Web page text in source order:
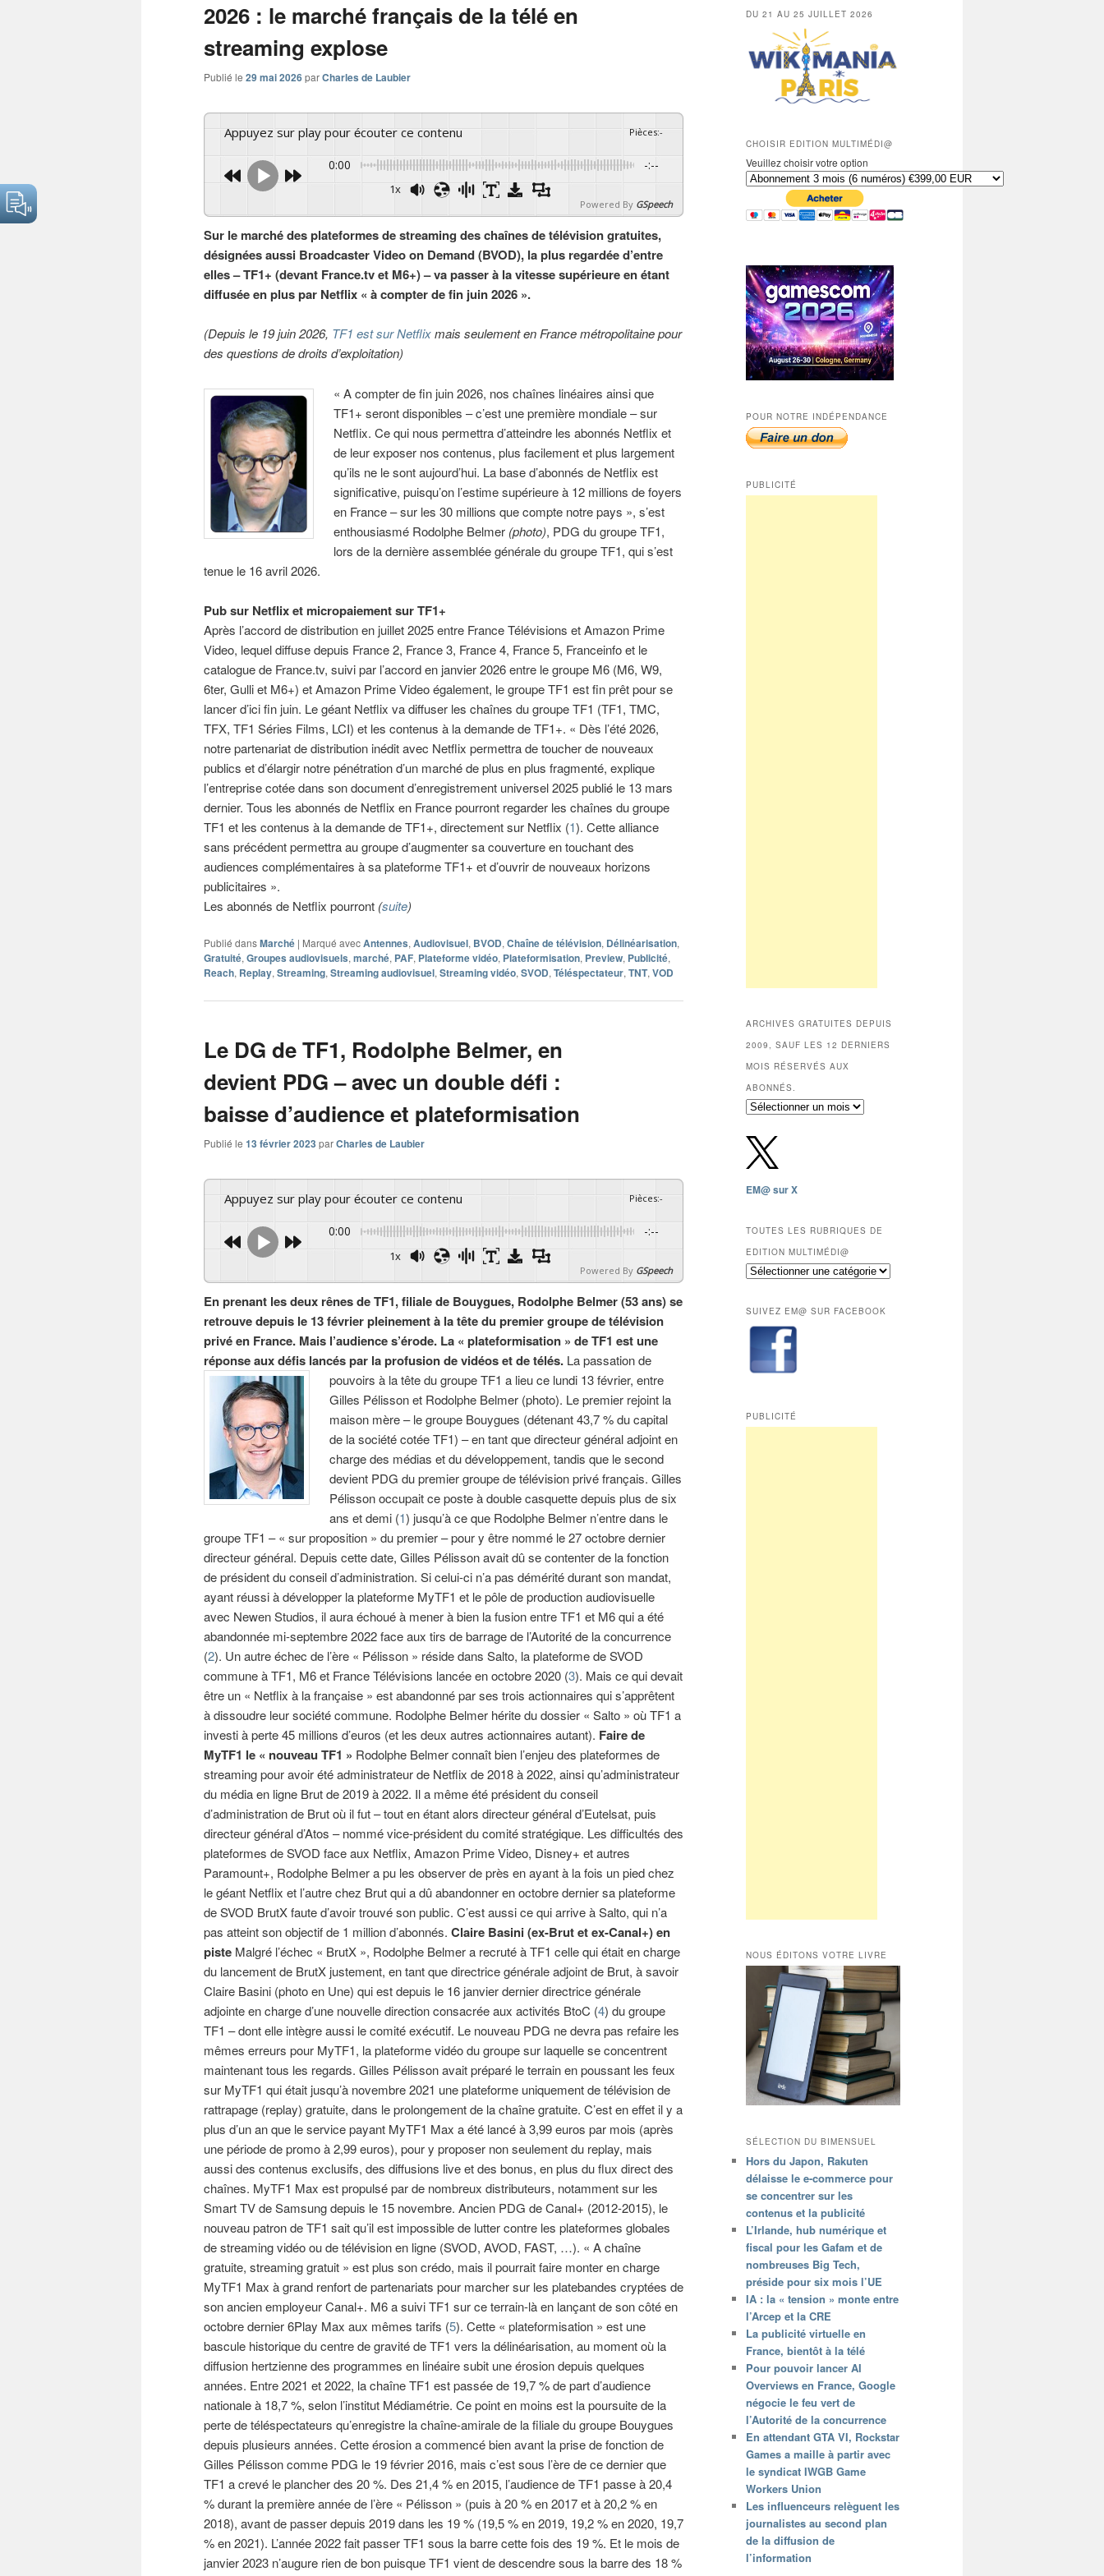
2026 : le marché français de la télé en
streaming explose
Publié le 29 mai 2026parCharles de Laubier
Appuyez sur play pour écouter ce contenu Pièces:-
0:00 -:--
1x
Powered By GSpeech
Sur le marché des plateformes de streaming des chaînes de télévision gratuites,
désignées aussi Broadcaster Video on Demand (BVOD), la plus regardée d’entre
elles – TF1+ (devant France.tv et M6+) – va passer à la vitesse supérieure en étant
diffusée en plus par Netflix « à compter de fin juin 2026 ».
(Depuis le 19 juin 2026, TF1 est sur Netflixmais seulement en France métropolitaine pour
des questions de droits d’exploitation)
« A compter de fin juin 2026, nos chaînes linéaires ainsi que
TF1+ seront disponibles – c’est une première mondiale – sur
Netflix. Ce qui nous permettra d’atteindre les abonnés Netflix et
de leur exposer nos contenus, plus facilement et plus largement
qu’ils ne le sont aujourd’hui. La base d’abonnés de Netflix est
significative, puisqu’on l’estime supérieure à 12 millions de foyers
en France – sur les 30 millions que compte notre pays », s’est
enthousiasmé Rodolphe Belmer (photo), PDG du groupe TF1,
lors de la dernière assemblée générale du groupe TF1, qui s’est
tenue le 16 avril 2026.
Pub sur Netflix et micropaiement sur TF1+
Après l’accord de distribution en juillet 2025 entre France Télévisions et Amazon Prime
Video, lequel diffuse depuis France 2, France 3, France 4, France 5, Franceinfo et le
catalogue de France.tv, suivi par l’accord en janvier 2026 entre le groupe M6 (M6, W9,
6ter, Gulli et M6+) et Amazon Prime Video également, le groupe TF1 est fin prêt pour se
lancer d’ici fin juin. Le géant Netflix va diffuser les chaînes du groupe TF1 (TF1, TMC,
TFX, TF1 Séries Films, LCI) et les contenus à la demande de TF1+. « Dès l’été 2026,
notre partenariat de distribution inédit avec Netflix permettra de toucher de nouveaux
publics et d’élargir notre pénétration d’un marché de plus en plus fragmenté, explique
l’entreprise cotée dans son document d’enregistrement universel 2025 publié le 13 mars
dernier. Tous les abonnés de Netflix en France pourront regarder les chaînes du groupe
TF1 et les contenus à la demande de TF1+, directement sur Netflix (1). Cette alliance
sans précédent permettra au groupe d’augmenter sa couverture en touchant des
audiences complémentaires à sa plateforme TF1+ et d’ouvrir de nouveaux horizons
publicitaires ».
Les abonnés de Netflix pourront (suite)
Publié dansMarché | Marqué avecAntennes,Audiovisuel, BVOD,Chaîne de télévision, Délinéarisation,
Gratuité,Groupes audiovisuels,marché, PAF, Plateforme vidéo, Plateformisation, Preview, Publicité,
Reach, Replay,Streaming,Streaming audiovisuel,Streaming vidéo,SVOD,Téléspectateur,TNT,VOD
Le DG de TF1, Rodolphe Belmer, en
devient PDG – avec un double défi :
baisse d’audience et plateformisation
Publié le 13 février 2023 parCharles de Laubier
Appuyez sur play pour écouter ce contenu Pièces:-
0:00 -:--
1x
Powered By GSpeech
En prenant les deux rênes de TF1, filiale de Bouygues, Rodolphe Belmer (53 ans) se
retrouve depuis le 13 février pleinement à la tête du premier groupe de télévision
privé en France. Mais l’audience s’érode. La « plateformisation » de TF1 est une
réponse aux défis lancés par la profusion de vidéos et de télés. La passation de
pouvoirs à la tête du groupe TF1 a lieu ce lundi 13 février, entre
Gilles Pélisson et Rodolphe Belmer (photo). Le premier rejoint la
maison mère – le groupe Bouygues (détenant 43,7 % du capital
de la société cotée TF1) – en tant que directeur général adjoint en
charge des médias et du développement, tandis que le second
devient PDG du premier groupe de télévision privé français. Gilles
Pélisson occupait ce poste à double casquette depuis plus de six
ans et demi (1) jusqu’à ce que Rodolphe Belmer n’entre dans le
groupe TF1 – « sur proposition » du premier – pour y être nommé le 27 octobre dernier
directeur général. Depuis cette date, Gilles Pélisson avait dû se contenter de la fonction
de président du conseil d’administration. Si celui-ci n’a pas démérité durant son mandat,
ayant réussi à développer la plateforme MyTF1 et le pôle de production audiovisuelle
avec Newen Studios, il aura échoué à mener à bien la fusion entre TF1 et M6 qui a été
abandonnée mi-septembre 2022 face aux tirs de barrage de l’Autorité de la concurrence
(2). Un autre échec de l’ère « Pélisson » réside dans Salto, la plateforme de SVOD
commune à TF1, M6 et France Télévisions lancée en octobre 2020 (3). Mais ce qui devait
être un « Netflix à la française » est abandonné par ses trois actionnaires qui s’apprêtent
à dissoudre leur société commune. Rodolphe Belmer hérite du dossier « Salto » où TF1 a
investi à perte 45 millions d’euros (et les deux autres actionnaires autant). Faire de
MyTF1 le « nouveau TF1 » Rodolphe Belmer connaît bien l’enjeu des plateformes de
streaming pour avoir été administrateur de Netflix de 2018 à 2022, ainsi qu’administrateur
du média en ligne Brut de 2019 à 2022. Il a même été président du conseil
d’administration de Brut où il fut – tout en étant alors directeur général d’Eutelsat, puis
directeur général d’Atos – nommé vice-président du comité stratégique. Les difficultés des
plateformes de SVOD face aux Netflix, Amazon Prime Video, Disney+ et autres
Paramount+, Rodolphe Belmer a pu les observer de près en ayant à la fois un pied chez
le géant Netflix et l’autre chez Brut qui a dû abandonner en octobre dernier sa plateforme
de SVOD BrutX faute d’avoir trouvé son public. C’est aussi ce qui arrive à Salto, qui n’a
pas atteint son objectif de 1 million d’abonnés. Claire Basini (ex-Brut et ex-Canal+) en
piste Malgré l’échec « BrutX », Rodolphe Belmer a recruté à TF1 celle qui était en charge
du lancement de BrutX justement, en tant que directrice générale adjoint de Brut, à savoir
Claire Basini (photo en Une) qui est depuis le 16 janvier dernier directrice générale
adjointe en charge d’une nouvelle direction consacrée aux activités BtoC (4) du groupe
TF1 – dont elle intègre aussi le comité exécutif. Le nouveau PDG ne devra pas refaire les
mêmes erreurs pour MyTF1, la plateforme vidéo du groupe sur laquelle se concentrent
maintenant tous les regards. Gilles Pélisson avait préparé le terrain en poussant les feux
sur MyTF1 qui était jusqu’à novembre 2021 une plateforme uniquement de télévision de
rattrapage (replay) gratuite, dans le prolongement de la chaîne gratuite. C’est en effet il y a
plus d’un an que le service payant MyTF1 Max a été lancé à 3,99 euros par mois (après
une période de promo à 2,99 euros), pour y proposer non seulement du replay, mais
aussi des contenus exclusifs, des diffusions live et des bonus, en plus du flux direct des
chaînes. MyTF1 Max est propulsé par de nombreux distributeurs, notamment sur les
Smart TV de Samsung depuis le 15 novembre. Ancien PDG de Canal+ (2012-2015), le
nouveau patron de TF1 sait qu’il est impossible de lutter contre les plateformes globales
de streaming vidéo ou de télévision en ligne (SVOD, AVOD, FAST, …). « A chaîne
gratuite, streaming gratuit » est plus son crédo, mais il pourrait faire monter en charge
MyTF1 Max à grand renfort de partenariats pour marcher sur les platebandes cryptées de
son ancien employeur Canal+. M6 a suivi TF1 sur ce terrain-là en lançant de son côté en
octobre dernier 6Play Max aux mêmes tarifs (5). Cette « plateformisation » est une
bascule historique du centre de gravité de TF1 vers la délinéarisation, au moment où la
diffusion hertzienne des programmes en linéaire subit une érosion depuis quelques
années. Entre 2021 et 2022, la chaîne TF1 est passée de 19,7 % de part d’audience
nationale à 18,7 %, selon l’institut Médiamétrie. Ce point en moins est la poursuite de la
perte de téléspectateurs qu’enregistre la chaîne-amirale de la filiale du groupe Bouygues
depuis plusieurs années. Cette érosion a commencé bien avant la prise de fonction de
Gilles Pélisson comme PDG le 19 février 2016, mais c’est sous l’ère de ce dernier que
TF1 a crevé le plancher des 20 %. Des 21,4 % en 2015, l’audience de TF1 passe à 20,4
% durant la première année de l’ère « Pélisson » (puis à 20 % en 2017 et à 20,2 % en
2018), avant de passer depuis 2019 dans les 19 % (19,5 % en 2019, 19,2 % en 2020, 19,7
% en 2021). L’année 2022 fait passer TF1 sous la barre cette fois des 19 %. Et le mois de
janvier 2023 n’augure rien de bon puisque TF1 vient de descendre sous la barre des 18 %
DU 21 AU 25 JUILLET 2026
CHOISIR EDITION MULTIMÉDI@
Veuillez choisir votre option
POUR NOTRE INDÉPENDANCE
PUBLICITÉ
ARCHIVES GRATUITES DEPUIS
2009, SAUF LES 12 DERNIERS
MOIS RÉSERVÉS AUX
ABONNÉS.
Archives
depuis
2009,
sauf
les
mois
réservés
aux
abonnés.
EM@ sur X
TOUTES LES RUBRIQUES DE
EDITION MULTIMÉDI@
Toutes
de
Edition
Multimédi@
SUIVEZ EM@ SUR FACEBOOK
PUBLICITÉ
NOUS ÉDITONS VOTRE LIVRE
SÉLECTION DU BIMENSUEL
Hors du Japon, Rakuten
délaisse le e-commerce pour
se concentrer sur les
contenus et la publicité
L’Irlande, hub numérique et
fiscal pour les Gafam et de
nombreuses Big Tech,
préside pour six mois l’UE
IA : la « tension » monte entre
l’Arcep et la CRE
La publicité virtuelle en
France, bientôt à la télé
Pour pouvoir lancer AI
Overviews en France, Google
négocie le feu vert de
l’Autorité de la concurrence
En attendant GTA VI, Rockstar
Games a maille à partir avec
le syndicat IWGB Game
Workers Union
Les influenceurs relèguent les
journalistes au second plan
de la diffusion de
l’information